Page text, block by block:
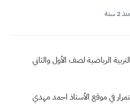
منذ 2 سنة
2023 مادة التربية الرياضية لصف الأول والثاني
في موقع الأستاذ احمد مهدي